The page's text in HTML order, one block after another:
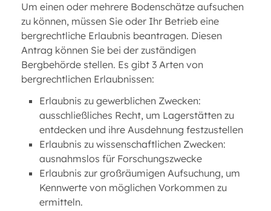
Um einen oder mehrere Bodenschätze aufsuchen
zu können, müssen Sie oder Ihr Betrieb eine
bergrechtliche Erlaubnis beantragen. Diesen
Antrag können Sie bei der zuständigen
Bergbehörde stellen. Es gibt 3 Arten von
bergrechtlichen Erlaubnissen:
Erlaubnis zu gewerblichen Zwecken:
ausschließliches Recht, um Lagerstätten zu
entdecken und ihre Ausdehnung festzustellen
Erlaubnis zu wissenschaftlichen Zwecken:
ausnahmslos für Forschungszwecke
Erlaubnis zur großräumigen Aufsuchung, um
Kennwerte von möglichen Vorkommen zu
ermitteln.